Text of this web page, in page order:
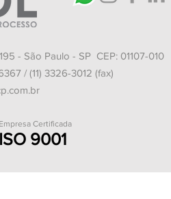
- São Paulo - SP CEP: 01107-010
/ (11) 3326-3012 (fax)
Empresa Certificada
ISO 9001